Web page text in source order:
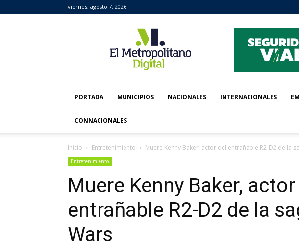
viernes, agosto 7, 2026
Metropolitano
Digital
PORTADA MUNICIPIOS NACIONALES INTERNACIONALES
CONNACIONALES
Inicio Entretenimiento Muere Kenny Baker, actor del entrañable R2-D2 de la
Entretenimiento
Muere Kenny Baker, actor
entrañable R2-D2 de la
Wars